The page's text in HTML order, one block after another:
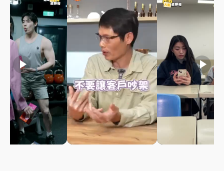
play_arrow play_arrow play_arrow